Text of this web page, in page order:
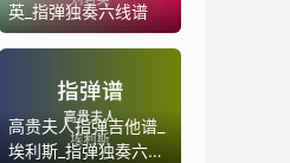
英_指弹独奏六线谱
高贵夫人指弹吉他谱_
埃利斯_指弹独奏六线